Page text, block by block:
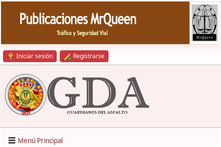
Iniciar sesión Registrarse
Menú Principal